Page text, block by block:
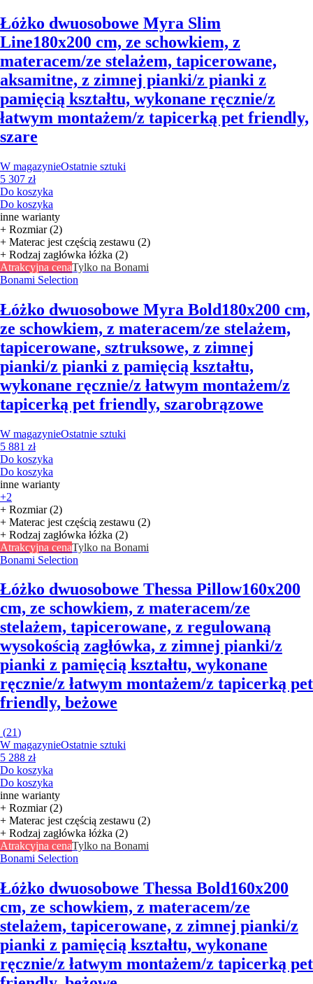
Łóżko dwuosobowe Myra Slim
Line180x200 cm, ze schowkiem, z
materacem/ze stelażem, tapicerowane,
aksamitne, z zimnej pianki/z pianki z
pamięcią kształtu, wykonane ręcznie/z
łatwym montażem/z tapicerką pet friendly,
szare
W magazynieOstatnie sztuki
5 307 zł
Do koszyka
Do koszyka
inne warianty
+ Rozmiar (2)
+ Materac jest częścią zestawu (2)
+ Rodzaj zagłówka łóżka (2)
Atrakcyjna cenaTylko na Bonami
Bonami Selection
Łóżko dwuosobowe Myra Bold180x200 cm,
ze schowkiem, z materacem/ze stelażem,
tapicerowane, sztruksowe, z zimnej
pianki/z pianki z pamięcią kształtu,
wykonane ręcznie/z łatwym montażem/z
tapicerką pet friendly, szarobrązowe
W magazynieOstatnie sztuki
5 881 zł
Do koszyka
Do koszyka
inne warianty
+2
+ Rozmiar (2)
+ Materac jest częścią zestawu (2)
+ Rodzaj zagłówka łóżka (2)
Atrakcyjna cenaTylko na Bonami
Bonami Selection
Łóżko dwuosobowe Thessa Pillow160x200
cm, ze schowkiem, z materacem/ze
stelażem, tapicerowane, z regulowaną
wysokością zagłówka, z zimnej pianki/z
pianki z pamięcią kształtu, wykonane
ręcznie/z łatwym montażem/z tapicerką pet
friendly, beżowe
(21)
W magazynieOstatnie sztuki
5 288 zł
Do koszyka
Do koszyka
inne warianty
+ Rozmiar (2)
+ Materac jest częścią zestawu (2)
+ Rodzaj zagłówka łóżka (2)
Atrakcyjna cenaTylko na Bonami
Bonami Selection
Łóżko dwuosobowe Thessa Bold160x200
cm, ze schowkiem, z materacem/ze
stelażem, tapicerowane, z zimnej pianki/z
pianki z pamięcią kształtu, wykonane
ręcznie/z łatwym montażem/z tapicerką pet